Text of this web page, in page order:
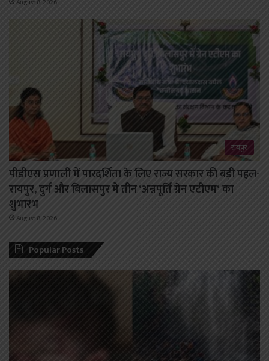
August 8, 2026
रायपुर
पीडीएस प्रणाली में पारदर्शिता के लिए राज्य सरकार की बड़ी पहल-
रायपुर, दुर्ग और बिलासपुर में तीन ‘अन्नपूर्ति ग्रेन एटीएम‘ का
शुभारंभ
August 8, 2026
Popular Posts